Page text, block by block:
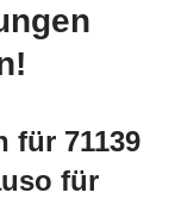
für 71139
für